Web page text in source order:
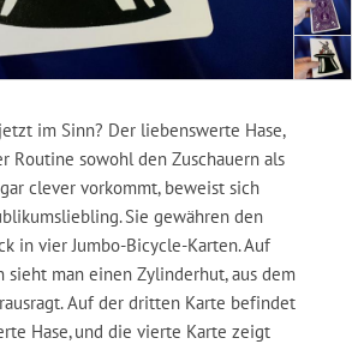
im Sinn? Der liebenswerte Hase,
Routine sowohl den Zuschauern als
clever vorkommt, beweist sich
Sie gewähren den
in vier Jumbo-Bicycle-Karten. Auf
sieht man einen Zylinderhut, aus dem
Auf der dritten Karte befindet
Hase, und die vierte Karte zeigt